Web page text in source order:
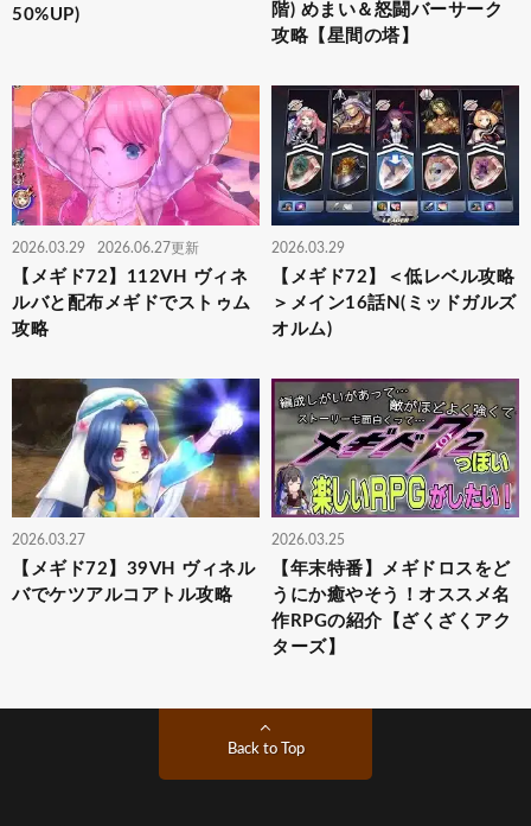
50%UP)
階) めまい＆怒闘バーサーク
攻略【星間の塔】
2026.03.29 2026.06.27更新
【メギド72】112VH ヴィネ
ルバと配布メギドでストゥム
攻略
2026.03.29
【メギド72】＜低レベル攻略
＞メイン16話N(ミッドガルズ
オルム)
2026.03.27
【メギド72】39VH ヴィネル
バでケツアルコアトル攻略
2026.03.25
【年末特番】メギドロスをど
うにか癒やそう！オススメ名
作RPGの紹介【ざくざくアク
ターズ】
Back to Top